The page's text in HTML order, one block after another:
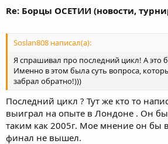
а
Re: Борцы ОСЕТИИ (новости,
Soslan808 написал(а):
Я спрашивал про последний цикл! А это
Именно в этом была суть вопроса,
забрал обратно!)))
Последний цикл ? Тут же кто то
выиграл на опыте в Лондоне . Он
таким как 2005г. Мое мнение он бы
финал не вышел.